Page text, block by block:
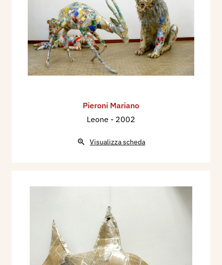
Pieroni Mariano
Leone - 2002
Visualizza scheda